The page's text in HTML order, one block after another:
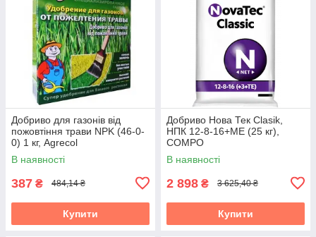
Добриво для газонів від
пожовтіння трави NPK (46-0-
0) 1 кг, Agrecol
В наявності
387 ₴ 484,14 ₴
Купити
Добриво Нова Тек Clasik,
НПК 12-8-16+МЕ (25 кг),
COMPO
В наявності
2 898 ₴ 3 625,40 ₴
Купити